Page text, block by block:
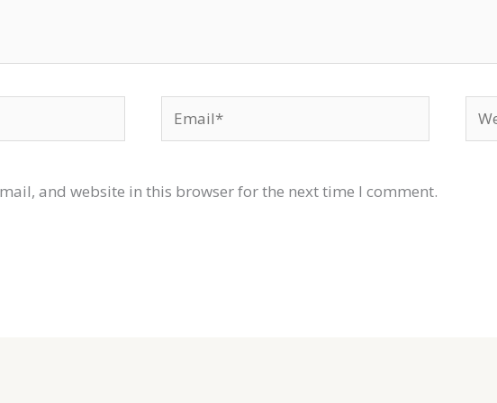
Email*
and website in this browser for the next time I comment.